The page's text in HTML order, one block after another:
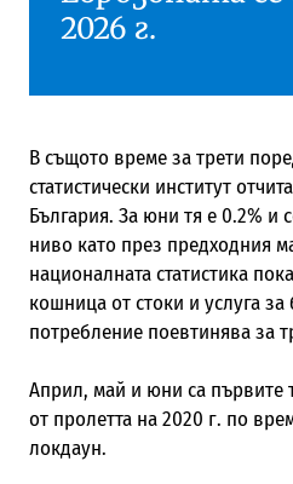
2026 г.
В същото време за трети
статистически институт
България. За юни тя е 0.2% и
ниво като през предходния
националната статистика
кошница от стоки и услуга за
потребление поевтинява за
Април, май и юни са първите
от пролетта на 2020 г. по
локдаун.